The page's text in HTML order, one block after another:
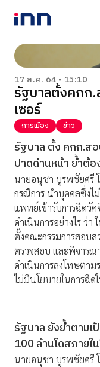
NEWS
ENTERTAINMENT
LIFESTYLE
HOROSCOPE
LOTTERY
VIDEO
ร่วมด้วยช่วยกัน
17 ส.ค. 64 - 15:10
รัฐบาลตั้งคกก
เซอร์
การเมือง ข่าว
รัฐบาล ตั้ง คกก.ส
ปาดด่านหน้า ย้ำต้
นายอนุชา บูรพชัยศรี
กรณีการ นำบุคคลซึ่งไ
แพทย์เข้ารับการฉีดวัค
ดำเนินการอย่างไร ว่า
ตั้งคณะกรรมการสอบ
ตรวจสอบ และพิจารณ
ดำเนินการลงโทษตา
ไม่มีนโยบายในการฉีด
รัฐบาล ยังย้ำตามเ
100 ล้านโดสภายใ
นายอนุชา บูรพชัยศรี